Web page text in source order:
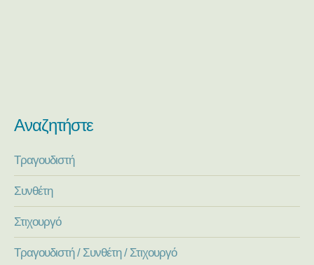
Αναζητήστε
Τραγουδιστή
Συνθέτη
Στιχουργό
Τραγουδιστή / Συνθέτη / Στιχουργό